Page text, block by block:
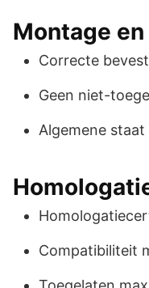
Montage
Correcte
Geen niet-
Algemene
Compatibiliteit